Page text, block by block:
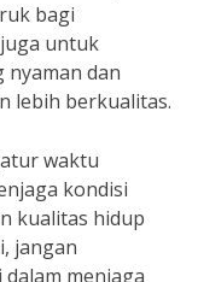
bagi
untuk
dan
lebih berkualitas.
waktu
kondisi
kualitas hidup
jangan
menjaga